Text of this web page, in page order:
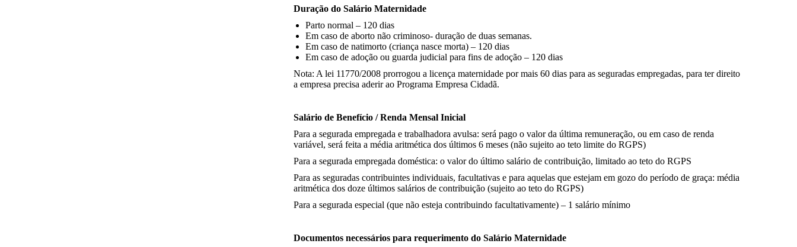
Duração do Salário Maternidade
Parto normal – 120 dias
Em caso de aborto não criminoso- duração de duas semanas.
Em caso de natimorto (criança nasce morta) – 120 dias
Em caso de adoção ou guarda judicial para fins de adoção – 120 dias
Nota: A lei 11770/2008 prorrogou a licença maternidade por mais 60 dias para as seguradas empregadas, para ter direito
a empresa precisa aderir ao Programa Empresa Cidadã.
Salário de Benefício / Renda Mensal Inicial
Para a segurada empregada e trabalhadora avulsa: será pago o valor da última remuneração, ou em caso de renda
variável, será feita a média aritmética dos últimos 6 meses (não sujeito ao teto limite do RGPS)
Para a segurada empregada doméstica: o valor do último salário de contribuição, limitado ao teto do RGPS
Para as seguradas contribuintes individuais, facultativas e para aquelas que estejam em gozo do período de graça: média
aritmética dos doze últimos salários de contribuição (sujeito ao teto do RGPS)
Para a segurada especial (que não esteja contribuindo facultativamente) – 1 salário mínimo
Documentos necessários para requerimento do Salário Maternidade